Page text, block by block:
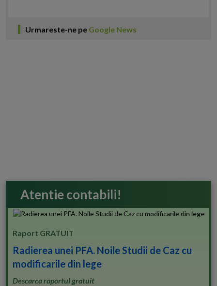
Urmareste-ne pe Google News
Atentie contabili!
Raport GRATUIT
Radierea unei PFA. Noile Studii de Caz cu
modificarile din lege
Descarca raportul gratuit